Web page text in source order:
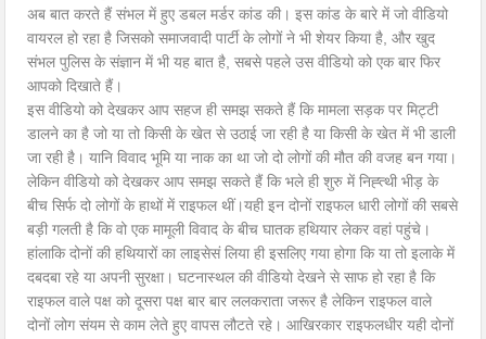
अब बात करते हैं संभल में हुए डबल मर्डर कांड की। इस कांड के बारे में जो वीडियो
वायरल हो रहा है जिसको समाजवादी पार्टी के लोगों ने भी शेयर किया है, और खुद
संभल पुलिस के संज्ञान में भी यह बात है, सबसे पहले उस वीडियो को एक बार फिर
आपको दिखाते हैं।
इस वीडियो को देखकर आप सहज ही समझ सकते हैं कि मामला सड़क पर मिट्टी
डालने का है जो या तो किसी के खेत से उठाई जा रही है या किसी के खेत में भी डाली
जा रही है। यानि विवाद भूमि या नाक का था जो दो लोगों की मौत की वजह बन गया।
लेकिन वीडियो को देखकर आप समझ सकते हैं कि भले ही शुरु में निह्त्थी भीड़ के
बीच सिर्फ दो लोगों के हाथों में राइफल थीं।यही इन दोनों राइफल धारी लोगों की सबसे
बड़ी गलती है कि वो एक मामूली विवाद के बीच घातक हथियार लेकर वहां पहुंचे।
हांलाकि दोनों की हथियारों का लाइसेसं लिया ही इसलिए गया होगा कि या तो इलाके में
दबदबा रहे या अपनी सुरक्षा। घटनास्थल की वीडियो देखने से साफ हो रहा है कि
राइफल वाले पक्ष को दूसरा पक्ष बार बार ललकराता जरूर है लेकिन राइफल वाले
दोनों लोग संयम से काम लेते हुए वापस लौटते रहे। आखिरकार राइफलधीर यही दोनों